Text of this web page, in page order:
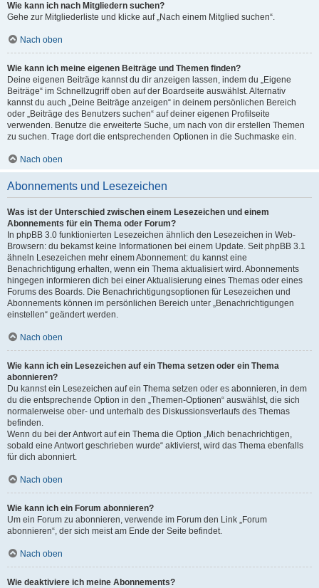
Wie kann ich nach Mitgliedern suchen?
Gehe zur Mitgliederliste und klicke auf „Nach einem Mitglied suchen“.
Nach oben
Wie kann ich meine eigenen Beiträge und Themen finden?
Deine eigenen Beiträge kannst du dir anzeigen lassen, indem du „Eigene
Beiträge“ im Schnellzugriff oben auf der Boardseite auswählst. Alternativ
kannst du auch „Deine Beiträge anzeigen“ in deinem persönlichen Bereich
oder „Beiträge des Benutzers suchen“ auf deiner eigenen Profilseite
verwenden. Benutze die erweiterte Suche, um nach von dir erstellen Themen
zu suchen. Trage dort die entsprechenden Optionen in die Suchmaske ein.
Nach oben
Abonnements und Lesezeichen
Was ist der Unterschied zwischen einem Lesezeichen und einem
Abonnements für ein Thema oder Forum?
In phpBB 3.0 funktionierten Lesezeichen ähnlich den Lesezeichen in Web-
Browsern: du bekamst keine Informationen bei einem Update. Seit phpBB 3.1
ähneln Lesezeichen mehr einem Abonnement: du kannst eine
Benachrichtigung erhalten, wenn ein Thema aktualisiert wird. Abonnements
hingegen informieren dich bei einer Aktualisierung eines Themas oder eines
Forums des Boards. Die Benachrichtigungsoptionen für Lesezeichen und
Abonnements können im persönlichen Bereich unter „Benachrichtigungen
einstellen“ geändert werden.
Nach oben
Wie kann ich ein Lesezeichen auf ein Thema setzen oder ein Thema
abonnieren?
Du kannst ein Lesezeichen auf ein Thema setzen oder es abonnieren, in dem
du die entsprechende Option in den „Themen-Optionen“ auswählst, die sich
normalerweise ober- und unterhalb des Diskussionsverlaufs des Themas
befinden.
Wenn du bei der Antwort auf ein Thema die Option „Mich benachrichtigen,
sobald eine Antwort geschrieben wurde“ aktivierst, wird das Thema ebenfalls
für dich abonniert.
Nach oben
Wie kann ich ein Forum abonnieren?
Um ein Forum zu abonnieren, verwende im Forum den Link „Forum
abonnieren“, der sich meist am Ende der Seite befindet.
Nach oben
Wie deaktiviere ich meine Abonnements?